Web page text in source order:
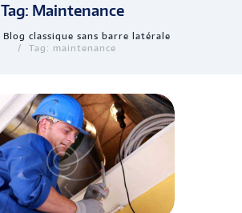
Tag: Maintenance
Blog classique sans barre latérale
Tag: maintenance